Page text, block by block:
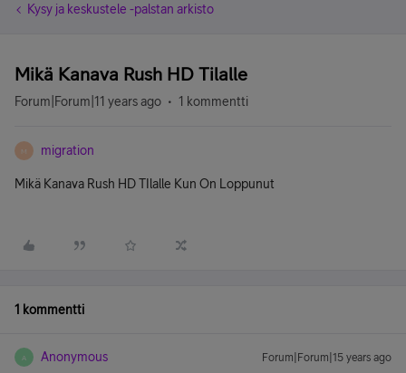
Kysy ja keskustele -palstan arkisto
Mikä Kanava Rush HD Tilalle
Forum|Forum|11 years ago 1 kommentti
M migration
Mikä Kanava Rush HD TIlalle Kun On Loppunut
1 kommentti
A Anonymous Forum|Forum|15 years ago